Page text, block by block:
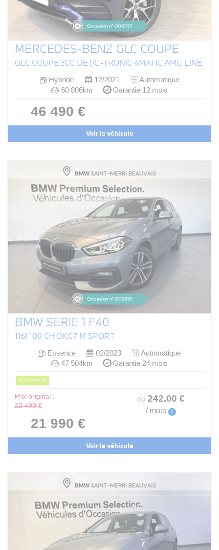
MERCEDES-BENZ GLC COUPE
GLC COUPÉ 300 DE 9G-TRONIC 4MATIC AMG LINE
Hybride 12/2021
Automatique
60 806km
Garantie 12 mois
46 490 €
Voir le véhicule
BMW SERIE 1 F40
116I 109 CH DKG7 M SPORT
Essence 02/2023
Automatique
47 504km
Garantie 24 mois
PRIX EN BAISSE
Prix original :
22 490 €
21 990 €
ou 242.00 €
/ mois i
Voir le véhicule